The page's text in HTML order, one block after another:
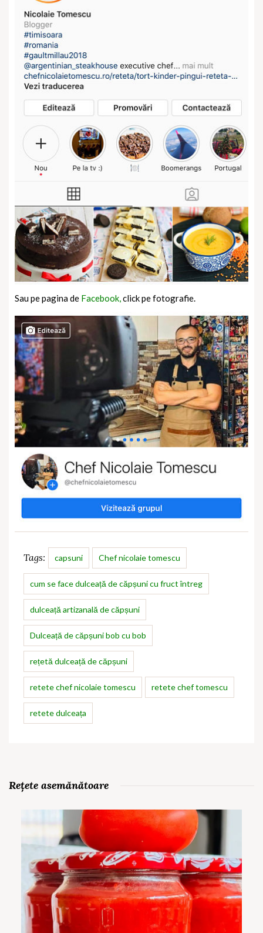
Sau pe pagina de Facebook,click pe fotografie.
Tags: capsuni Chef nicolaie tomescu
cum se face dulceață de căpșuni cu fruct întreg
dulceață artizanală de căpșuni
Dulceață de căpșuni bob cu bob
rețetă dulceață de căpșuni
retete chef nicolaie tomescu retete chef tomescu
retete dulceața
Rețete asemănătoare